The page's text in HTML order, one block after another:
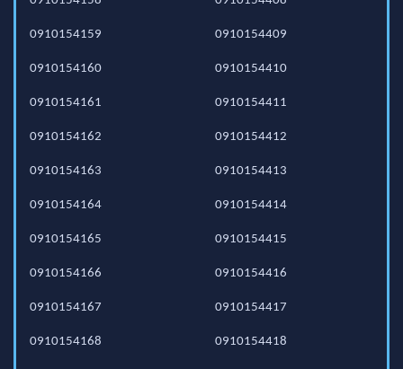
0910154159
0910154160
0910154161
0910154162
0910154163
0910154164
0910154165
0910154166
0910154167
0910154168
0910154409
0910154410
0910154411
0910154412
0910154413
0910154414
0910154415
0910154416
0910154417
0910154418